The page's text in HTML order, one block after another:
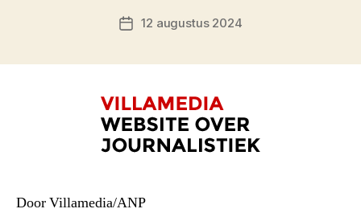
Berichtdatum
12 augustus 2024
Door Villamedia/ANP